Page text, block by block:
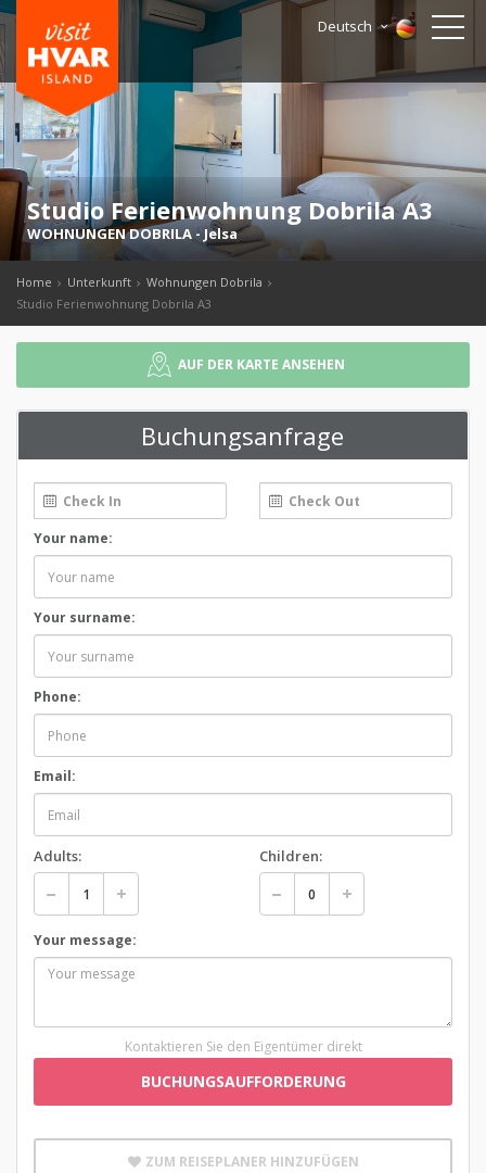
Deutsch
Studio Ferienwohnung Dobrila A3
WOHNUNGEN DOBRILA- Jelsa
Home Unterkunft
Wohnungen Dobrila
Studio Ferienwohnung Dobrila A3
AUF DER KARTE ANSEHEN
Buchungsanfrage
Your name:
Your surname:
Phone:
Email:
Adults: Children:
Your message:
Kontaktieren Sie den Eigentümer direkt
BUCHUNGSAUFFORDERUNG
ZUM REISEPLANER HINZUFÜGEN